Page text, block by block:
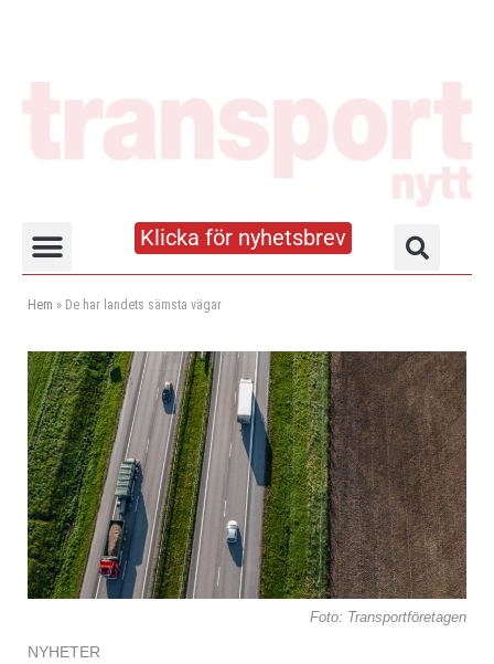
Klicka för nyhetsbrev
Hem » De har landets sämsta vägar
Foto: Transportföretagen
NYHETER